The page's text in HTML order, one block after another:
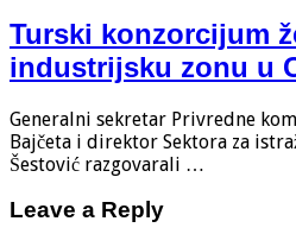
Turski konzorcijum
industrijsku zonu u
Generalni sekretar Privredne
Bajčeta i direktor Sektora za
Šestović razgovarali …
Leave a Reply